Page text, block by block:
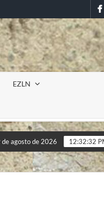
EZLN
durante paro
durante paro
de agosto de 2026 12:32:34